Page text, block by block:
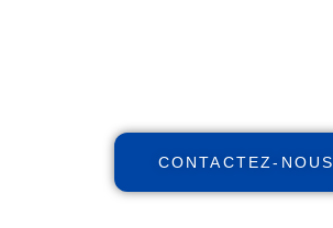
CONTACTEZ-NOUS